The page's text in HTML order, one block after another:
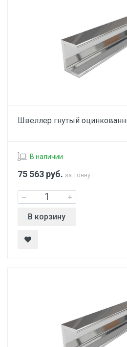
Швеллер гнутый
В наличии
75 563 руб. за тонну
В корзину